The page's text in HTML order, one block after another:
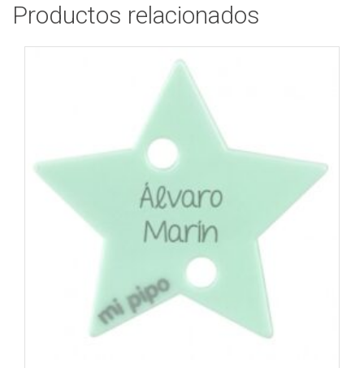
Productos relacionados